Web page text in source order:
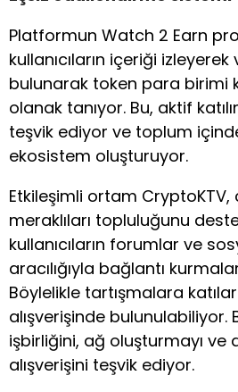
Platformun Watch 2 Earn
kullanıcıların içeriği
bulunarak token para birimi
olanak tanıyor. Bu, aktif
teşvik ediyor ve toplum
ekosistem oluşturuyor.
Etkileşimli ortam CryptoKTV,
meraklıları topluluğunu
kullanıcıların forumlar ve
aracılığıyla bağlantı
Böylelikle tartışmalara
alışverişinde bulunulabiliyor.
işbirliğini, ağ oluşturmayı ve
alışverişini teşvik ediyor.